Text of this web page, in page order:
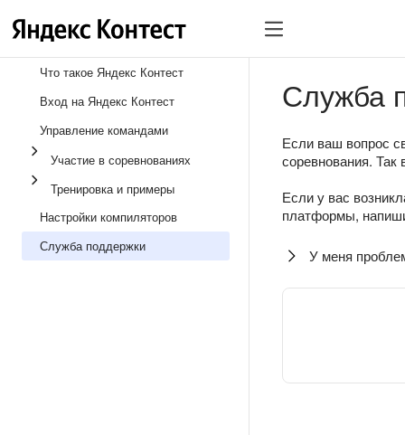
Что такое Яндекс Контест
Вход на Яндекс Контест
Управление командами
Участие в соревнованиях
Тренировка и примеры
Настройки компиляторов
Служба поддержки
Служба
Если ваш вопрос
соревнования. Так
Если у вас
платформы,
У меня